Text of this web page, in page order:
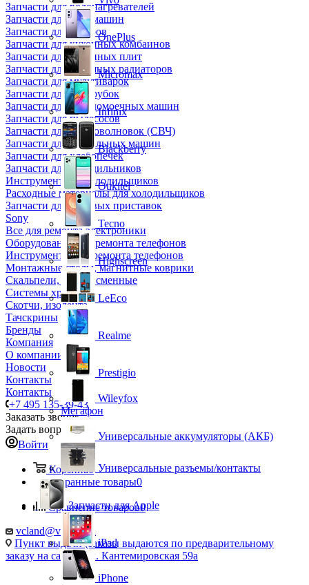
Запчасти для водонагревателей
Запчасти для кофемашин
Запчасти для кулеров
Запчасти для кухонных комбаинов
Запчасти для кухонных плит
Запчасти для масляных радиаторов
Запчасти для мультиварок
Запчасти для мясорубок
Запчасти для посудомоечных машин
Запчасти для пылесосов
Запчасти для микроволновок (СВЧ)
Запчасти для стиральных машин
Запчасти для хлебопечек
Запчасти для холодильников
Инструмент для холодильщиков
Расходные материалы для холодильщиков
Запчасти для игровых приставок
Sony
Все для ремонта электроники
Оборудование для ремонта телефонов
Инструменты для ремонта телефонов
Монтажные столы, магнитные коврики
Скальпели, лезвия сменные
Системы хранения
Скотчи, изолента
Тачскрины
Бренды
Компания
О компании
Новости
Контакты
Контакты
+7 495 135-39-43
Заказать звонок
Задать вопрос
Войти
Корзина0
Избранные товары0
Сравнение товаров0
vcland@vcland.ru
Пункт выдачи (заказы выдаются по предварительному
заказу на сайте), ул. Кантемировская 59а
OnePlus
Micromax
Infinix
Blackberry
Oukitel
Tecno
Highscreen
LeEco
Realme
Prestigio
Wileyfox
Мегафон
Универсальные аккумуляторы (АКБ)
Универсальные разъемы/контакты
Запчасти для Apple
iPad
iPhone